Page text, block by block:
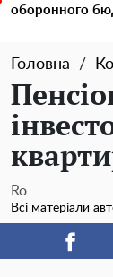
оборонного
Головна
Ro
Всі матеріали